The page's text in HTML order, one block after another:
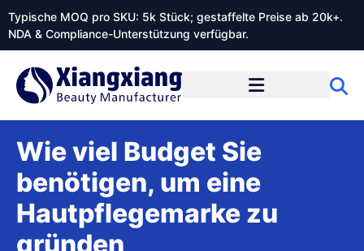
Typische MOQ pro SKU: 5k Stück; gestaffelte Preise ab 20k+.
NDA & Compliance-Unterstützung verfügbar.
Wie viel Budget Sie
benötigen, um eine
Hautpflegemarke zu
gründen